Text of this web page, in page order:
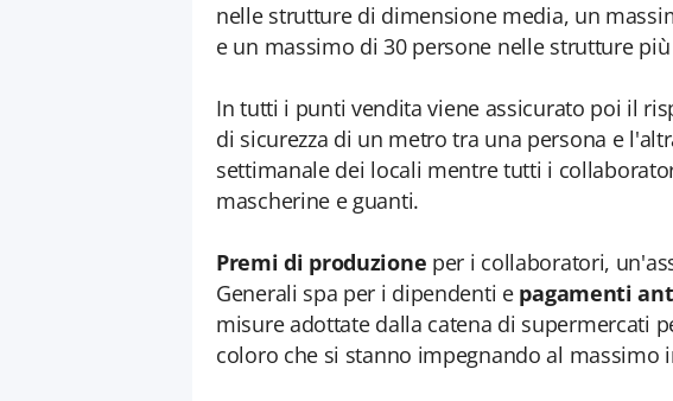
nelle strutture di dimensione media, un
e un massimo di 30 persone nelle strutture
In tutti i punti vendita viene assicurato poi il
di sicurezza di un metro tra una persona e
settimanale dei locali mentre tutti i
mascherine e guanti.
Premi di produzione per i collaboratori,
Generali spa per i dipendenti e pagamenti
misure adottate dalla catena di supermercati
coloro che si stanno impegnando al